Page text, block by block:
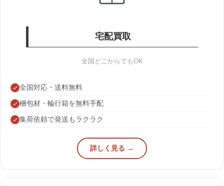
宅配買取
全国どこからでもOK
全国対応・送料無料
梱包材・輪行箱を無料手配
集荷依頼で発送もラクラク
詳しく見る →